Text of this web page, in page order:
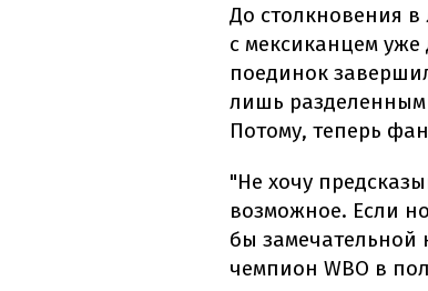
До столкновения
с мексиканцем
поединок
лишь
Потому, теперь
"Не хочу
возможное. Если
бы замечательной
чемпион WBO в